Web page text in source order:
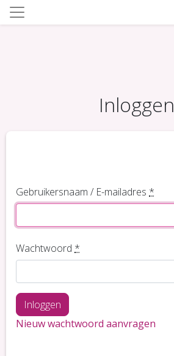
Inloggen
Gebruikersnaam / E-mailadres *
Wachtwoord *
Nieuw wachtwoord aanvragen